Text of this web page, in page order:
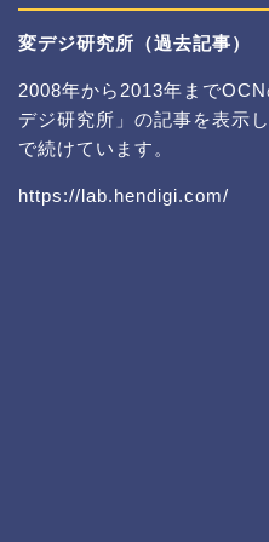
変デジ研究所（過去記事）
2008年から2013年まで
デジ研究所」の記事を表示
で続けています。
https://lab.hendigi.com/